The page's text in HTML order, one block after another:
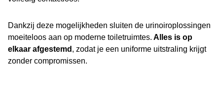
Dankzij deze mogelijkheden sluiten de urinoiroplossingen
moeiteloos aan op moderne toiletruimtes. Alles is op
elkaar afgestemd , zodat je een uniforme uitstraling krijgt
zonder compromissen.